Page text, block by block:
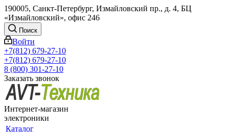
190005, Санкт-Петербург, Измайловский пр., д. 4, БЦ
«Измайловский», офис 246
Поиск
Войти
+7(812) 679-27-10
+7(812) 679-27-10
8 (800) 301-27-10
Заказать звонок
Интернет-магазин
электроники
Каталог